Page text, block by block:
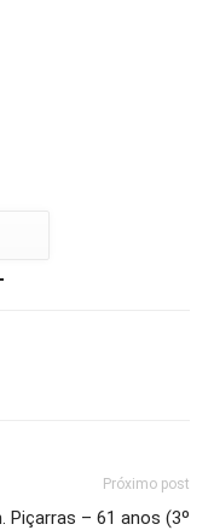
Próximo post
Piçarras – 61 anos (3º